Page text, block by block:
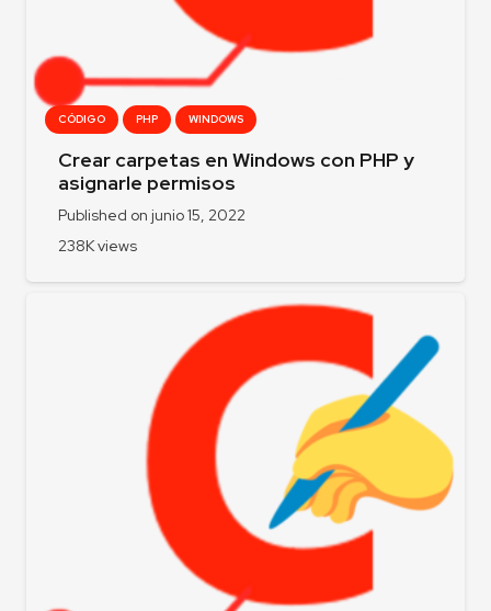
CÓDIGO PHP WINDOWS
Crear carpetas en Windows con PHP y
asignarle permisos
Published on junio 15, 2022
238Kviews